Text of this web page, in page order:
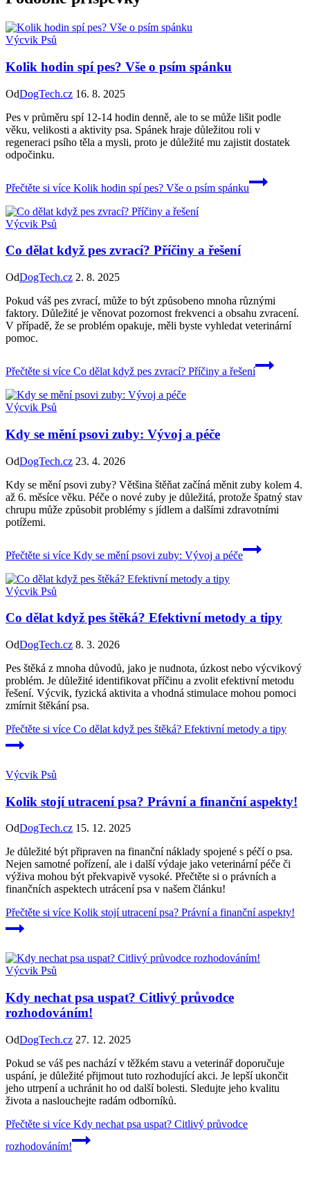
Výcvik Psů
Kolik hodin spí pes? Vše o psím spánku
OdDogTech.cz 16. 8. 2025
Pes v průměru spí 12-14 hodin denně, ale to se může lišit podle
věku, velikosti a aktivity psa. Spánek hraje důležitou roli v
regeneraci psího těla a mysli, proto je důležité mu zajistit dostatek
odpočinku.
Přečtěte si více Kolik hodin spí pes? Vše o psím spánku
Výcvik Psů
Co dělat když pes zvrací? Příčiny a řešení
OdDogTech.cz 2. 8. 2025
Pokud váš pes zvrací, může to být způsobeno mnoha různými
faktory. Důležité je věnovat pozornost frekvenci a obsahu zvracení.
V případě, že se problém opakuje, měli byste vyhledat veterinární
pomoc.
Přečtěte si více Co dělat když pes zvrací? Příčiny a řešení
Výcvik Psů
Kdy se mění psovi zuby: Vývoj a péče
OdDogTech.cz 23. 4. 2026
Kdy se mění psovi zuby? Většina štěňat začíná měnit zuby kolem 4.
až 6. měsíce věku. Péče o nové zuby je důležitá, protože špatný stav
chrupu může způsobit problémy s jídlem a dalšími zdravotními
potížemi.
Přečtěte si více Kdy se mění psovi zuby: Vývoj a péče
Výcvik Psů
Co dělat když pes štěká? Efektivní metody a tipy
OdDogTech.cz 8. 3. 2026
Pes štěká z mnoha důvodů, jako je nudnota, úzkost nebo výcvikový
problém. Je důležité identifikovat příčinu a zvolit efektivní metodu
řešení. Výcvik, fyzická aktivita a vhodná stimulace mohou pomoci
zmírnit štěkání psa.
Přečtěte si více Co dělat když pes štěká? Efektivní metody a tipy
Výcvik Psů
Kolik stojí utracení psa? Právní a finanční aspekty!
OdDogTech.cz 15. 12. 2025
Je důležité být připraven na finanční náklady spojené s péčí o psa.
Nejen samotné pořízení, ale i další výdaje jako veterinární péče či
výživa mohou být překvapivě vysoké. Přečtěte si o právních a
finančních aspektech utrácení psa v našem článku!
Přečtěte si více Kolik stojí utracení psa? Právní a finanční aspekty!
Výcvik Psů
Kdy nechat psa uspat? Citlivý průvodce
rozhodováním!
OdDogTech.cz 27. 12. 2025
Pokud se váš pes nachází v těžkém stavu a veterinář doporučuje
uspání, je důležité přijmout tuto rozhodující akci. Je lepší ukončit
jeho utrpení a uchránit ho od další bolesti. Sledujte jeho kvalitu
života a naslouchejte radám odborníků.
Přečtěte si více Kdy nechat psa uspat? Citlivý průvodce
rozhodováním!